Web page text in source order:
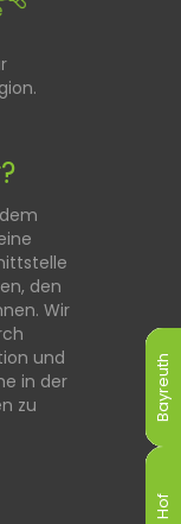
Bayreuth
Hof
Bayreuth
Hof
Bayreuth
Hof
Bayreuth
Hof
Bayreuth
Hof
Bayreuth
Hof
den
Wir
und
in der
zu